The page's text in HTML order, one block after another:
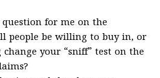
for me on the
people be willing to buy in, or
your “sniff” test on the